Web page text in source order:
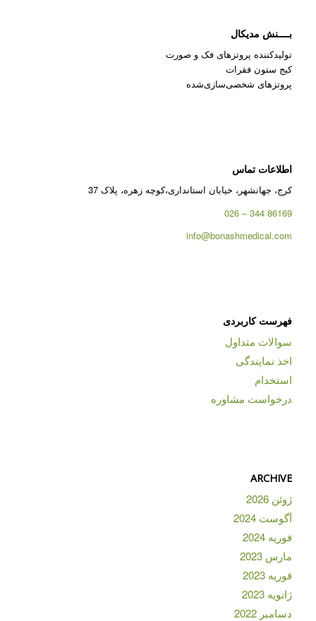
بــــنش مدیکال
تولیدکننده پروتزهای فک و صورت
کیج ستون فقرات
پروتزهای شخصی‌سازی‌شده
اطلاعات تماس
کرج، جهانشهر، خیابان استانداری،کوچه زهره، پلاک 37
86169 344 – 026
info@bonashmedical.com
فهرست کاربردی
سوالات متداول
اخذ نمایندگی
استخدام
درخواست مشاوره
ARCHIVE
ژوئن 2026
آگوست 2024
فوریه 2024
مارس 2023
فوریه 2023
ژانویه 2023
دسامبر 2022